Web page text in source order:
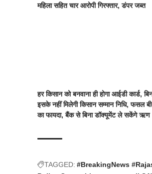
महिला सहित चार आरोपी गिरफ्तार, डंपर जब्त
हर किसान को बनवाना ही होगा आईडी कार्ड,
इसके नहीं मिलेगी किसान सम्मान निधि, फसल
का फायदा, बैंक से बिना डॉक्यूमेंट ले सकेंगे ऋण
TAGGED: #BreakingNews